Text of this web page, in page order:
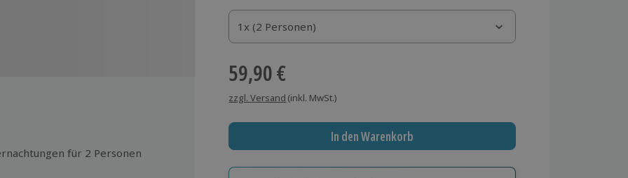
1x (2 Personen)
1x (2 Personen)
1x (2 Personen)
59,90 €
zzgl. Versand (inkl. MwSt.)
In den Warenkorb
für 2 Personen